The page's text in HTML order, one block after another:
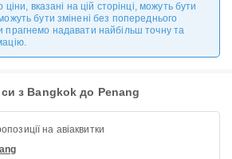
ціни, вказані на цій сторінці, можуть бути
бути змінені без попереднього
прагнемо надавати найбільш точну та
з Bangkok до Penang
на авіаквитки